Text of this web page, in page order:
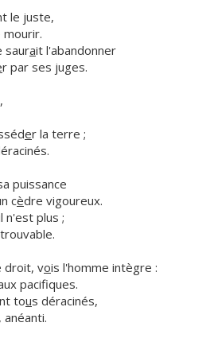
le juste,
mourir.
saurait l'abandonner
r par ses juges.
er la terre ;
puissance
cèdre vigoureux.
n'est plus ;
droit, vois l'homme intègre :
pacifiques.
tous déracinés,
anéanti.